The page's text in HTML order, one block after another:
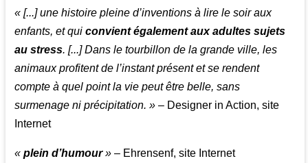
« [...] une histoire pleine d’inventions à lire le soir aux
enfants, et quiconvient également aux adultes sujets
au stress. [...] Dans le tourbillon de la grande ville, les
animaux profitent de l’instant présent et se rendent
compte à quel point la vie peut être belle, sans
surmenage ni précipitation. » – Designer in Action, site
Internet
«plein d’humour» – Ehrensenf, site Internet